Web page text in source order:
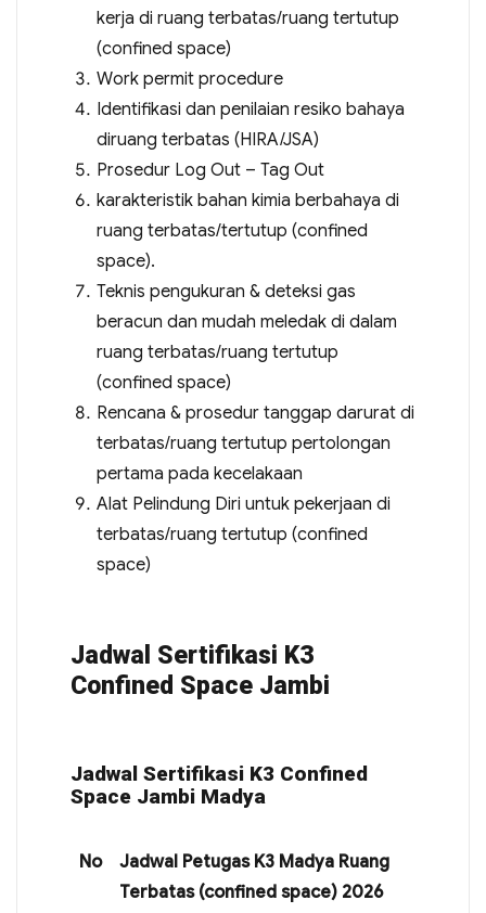
kerja di ruang terbatas/ruang tertutup
(confined space)
Work permit procedure
Identifikasi dan penilaian resiko bahaya
diruang terbatas (HIRA/JSA)
Prosedur Log Out – Tag Out
karakteristik bahan kimia berbahaya di
ruang terbatas/tertutup (confined
space).
Teknis pengukuran & deteksi gas
beracun dan mudah meledak di dalam
ruang terbatas/ruang tertutup
(confined space)
Rencana & prosedur tanggap darurat di
terbatas/ruang tertutup pertolongan
pertama pada kecelakaan
Alat Pelindung Diri untuk pekerjaan di
terbatas/ruang tertutup (confined
space)
Jadwal Sertifikasi K3
Confined Space Jambi
Jadwal Sertifikasi K3 Confined
Space Jambi Madya
No
Jadwal Petugas K3 Madya Ruang
Terbatas (confined space) 2026